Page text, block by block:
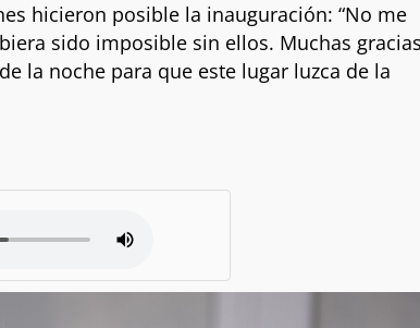
hicieron posible la inauguración: “No me
sido imposible sin ellos. Muchas
la noche para que este lugar luzca de la